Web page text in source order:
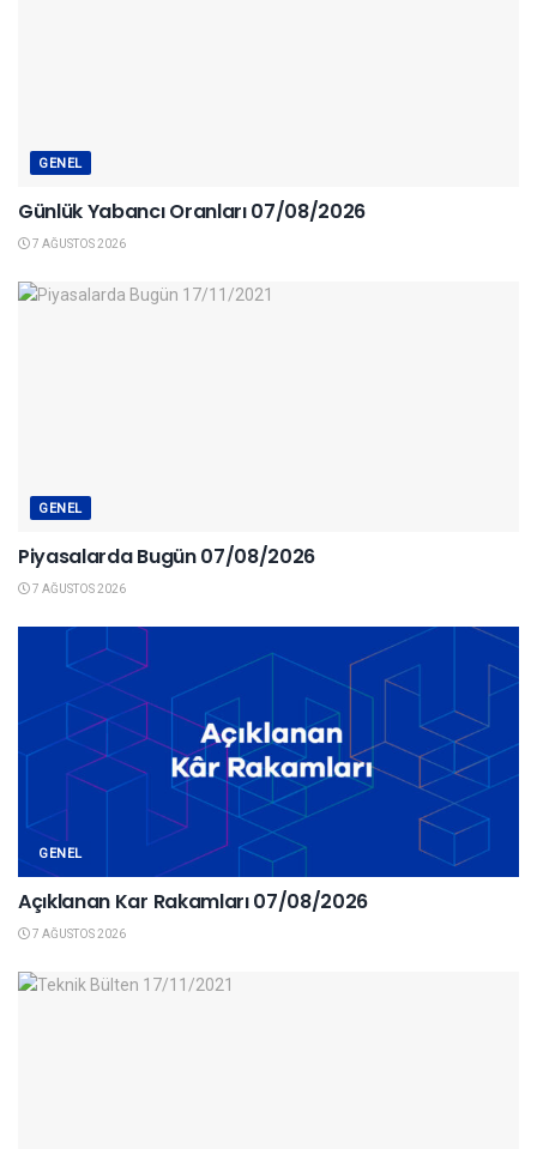
GENEL
Günlük Yabancı Oranları 07/08/2026
7 AĞUSTOS 2026
GENEL
Piyasalarda Bugün 07/08/2026
7 AĞUSTOS 2026
GENEL
Açıklanan Kar Rakamları 07/08/2026
7 AĞUSTOS 2026